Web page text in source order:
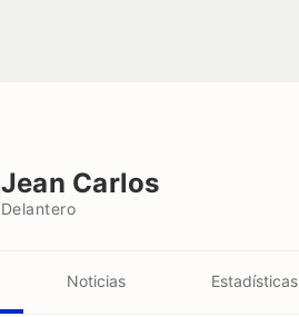
Jean Carlos
Delantero
Noticias Estadísticas